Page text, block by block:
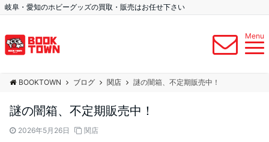
岐阜・愛知のホビーグッズの買取・販売はお任せ下さい
Menu
BOOKTOWN ブログ 関店 謎の闇箱、不定期販売中！
謎の闇箱、不定期販売中！
2026年5月26日 関店